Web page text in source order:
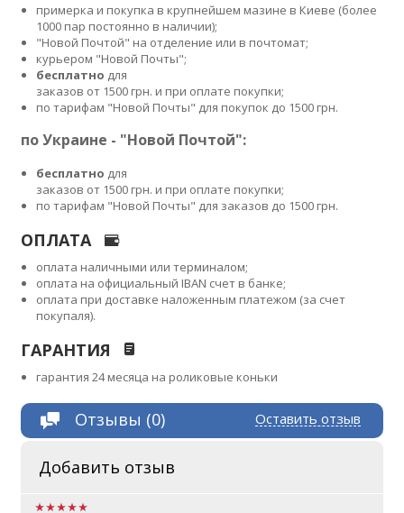
примерка и покупка в крупнейшем мазине в Киеве (более
1000 пар постоянно в наличии);
"Новой Почтой" на отделение или в почтомат;
курьером "Новой Почты";
бесплатно для
заказов от 1500 грн. и при оплате покупки;
по тарифам "Новой Почты" для покупок до 1500 грн.
по Украине - "Новой Почтой":
бесплатно для
заказов от 1500 грн. и при оплате покупки;
по тарифам "Новой Почты" для заказов до 1500 грн.
ОПЛАТА
оплата наличными или терминалом;
оплата на официальный IBAN счет в банке;
оплата при доставке наложенным платежом (за счет
покупаля).
ГАРАНТИЯ
гарантия 24 месяца на роликовые коньки
Оставить отзыв
Отзывы (0)
Добавить отзыв